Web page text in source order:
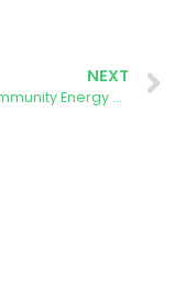
NEXT
Forest Community Energy host visit from Octopus Energy